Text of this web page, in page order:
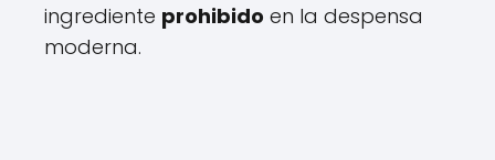
ingrediente prohibido en la despensa
moderna.